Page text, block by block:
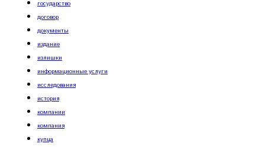
государство
договор
документы
издание
излишки
информационные услуги
исследования
история
компании
компания
купца